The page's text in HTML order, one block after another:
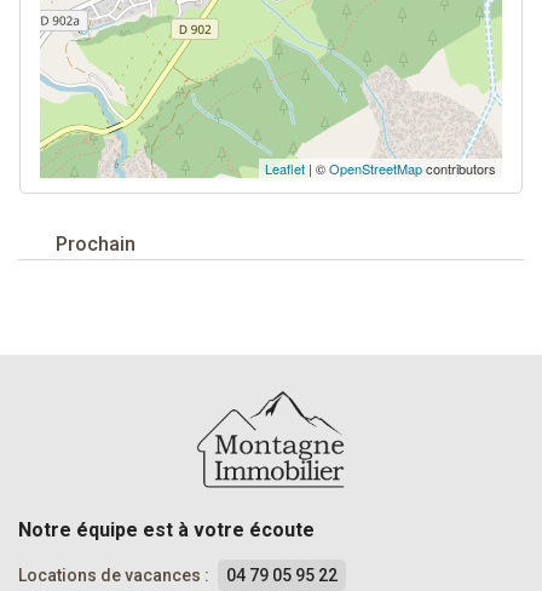
Leaflet | ©OpenStreetMapcontributors
Prochain
Notre équipe est à votre écoute
Locations de vacances : 04 79 05 95 22